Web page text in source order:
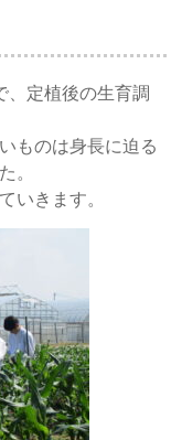
、定植後の生育調
ものは身長に迫る
。
いきます。